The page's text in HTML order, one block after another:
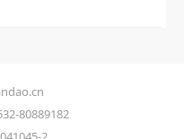
80889182